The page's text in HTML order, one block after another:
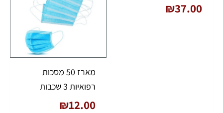
₪37.00
מארז 50 מסכות
רפואיות 3 שכבות
₪12.00